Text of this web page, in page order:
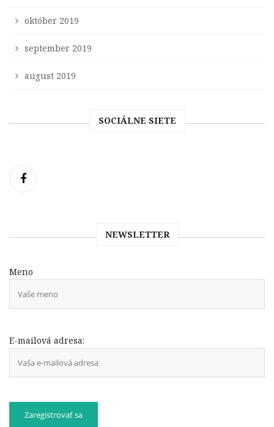
október 2019
september 2019
august 2019
SOCIÁLNE SIETE
NEWSLETTER
Meno
E-mailová adresa: